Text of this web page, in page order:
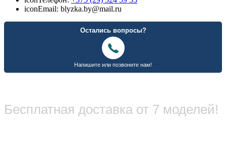
iconEmail: blyzka.by@mail.ru
Бесплатная доставка от 7 моделей!